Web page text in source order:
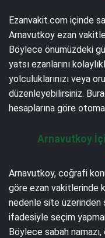
Ezanvakit.com içinde
Arnavutkoy ezan
Böylece önümüzdeki
yatsı ezanlarını
yolculuklarınızı veya
düzenleyebilirsiniz.
hesaplarına göre
Arnavutkoy
Arnavutkoy, coğrafi
göre ezan vakitlerinde
nedenle site üzerinden
ifadesiyle seçim
Böylece sabah